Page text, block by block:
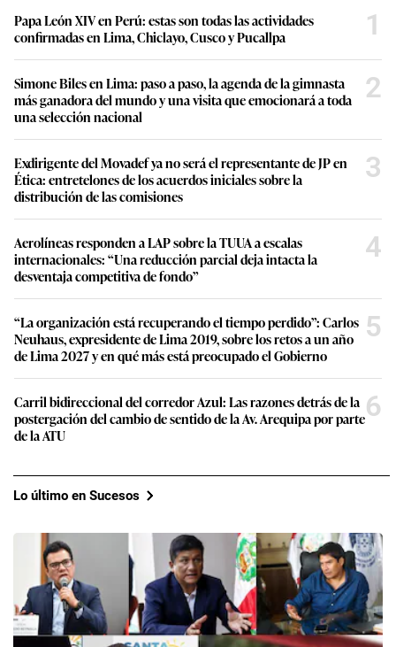
Papa León XIV en Perú: estas son todas las actividades
confirmadas en Lima, Chiclayo, Cusco y Pucallpa
1
Simone Biles en Lima: paso a paso, la agenda de la gimnasta
más ganadora del mundo y una visita que emocionará a toda
una selección nacional
2
Exdirigente del Movadef ya no será el representante de JP en
Ética: entretelones de los acuerdos iniciales sobre la
distribución de las comisiones
3
Aerolíneas responden a LAP sobre la TUUA a escalas
internacionales: “Una reducción parcial deja intacta la
desventaja competitiva de fondo”
4
“La organización está recuperando el tiempo perdido”: Carlos
Neuhaus, expresidente de Lima 2019, sobre los retos a un año
de Lima 2027 y en qué más está preocupado el Gobierno
5
Carril bidireccional del corredor Azul: Las razones detrás de la
postergación del cambio de sentido de la Av. Arequipa por parte
de la ATU
6
Lo último en Sucesos